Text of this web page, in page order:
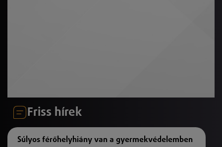
Friss hírek
Súlyos férőhelyhiány van a gyermekvédelemben